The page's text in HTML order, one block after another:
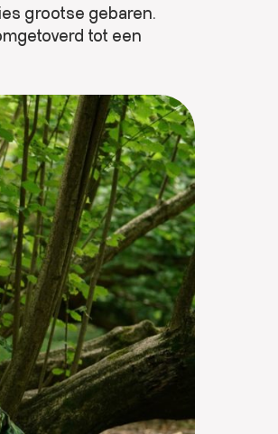
grootse gebaren.
tot een